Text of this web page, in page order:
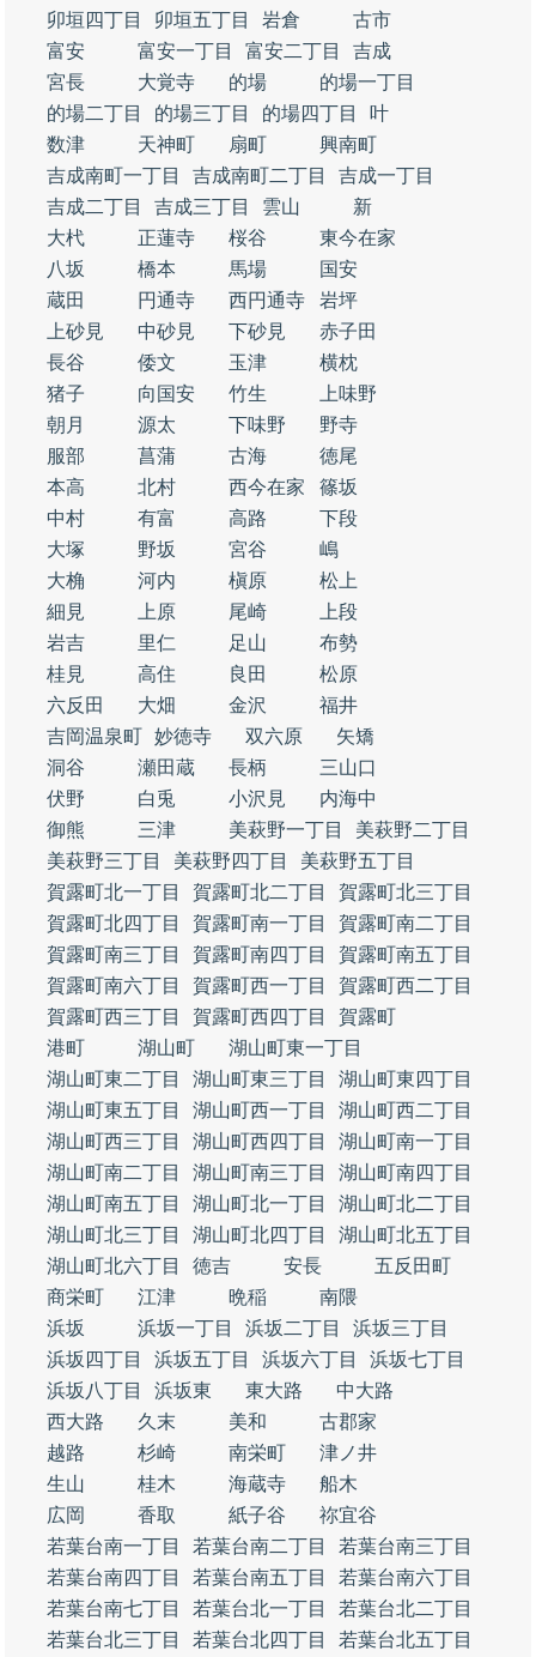
卯垣四丁目
卯垣五丁目 岩倉
古市
富安
富安一丁目 富安二丁目
吉成
宮長
大覚寺 的場
的場一丁目
的場二丁目
的場三丁目 的場四丁目
叶
数津
天神町 扇町
興南町
吉成南町一丁目
吉成南町二丁目
吉成一丁目
吉成二丁目
吉成三丁目 雲山
新
大杙
正蓮寺 桜谷
東今在家
八坂
橋本 馬場
国安
蔵田
円通寺 西円通寺
岩坪
上砂見
中砂見 下砂見
赤子田
長谷
倭文 玉津
横枕
猪子
向国安 竹生
上味野
朝月
源太 下味野
野寺
服部
菖蒲 古海
徳尾
本高
北村 西今在家
篠坂
中村
有富 高路
下段
大塚
野坂 宮谷
嶋
大桷
河内 槇原
松上
細見
上原 尾崎
上段
岩吉
里仁 足山
布勢
桂見
高住 良田
松原
六反田
大畑 金沢
福井
吉岡温泉町 妙徳寺 双六原
矢矯
洞谷
瀬田蔵 長柄
三山口
伏野
白兎 小沢見
内海中
御熊
三津 美萩野一丁目
美萩野二丁目
美萩野三丁目
美萩野四丁目
美萩野五丁目
賀露町北一丁目
賀露町北二丁目
賀露町北三丁目
賀露町北四丁目
賀露町南一丁目
賀露町南二丁目
賀露町南三丁目
賀露町南四丁目
賀露町南五丁目
賀露町南六丁目
賀露町西一丁目
賀露町西二丁目
賀露町西三丁目
賀露町西四丁目
賀露町
港町
湖山町
湖山町東一丁目
湖山町東二丁目
湖山町東三丁目
湖山町東四丁目
湖山町東五丁目
湖山町西一丁目
湖山町西二丁目
湖山町西三丁目
湖山町西四丁目
湖山町南一丁目
湖山町南二丁目
湖山町南三丁目
湖山町南四丁目
湖山町南五丁目
湖山町北一丁目
湖山町北二丁目
湖山町北三丁目
湖山町北四丁目
湖山町北五丁目
湖山町北六丁目
徳吉 安長
五反田町
商栄町
江津 晩稲
南隈
浜坂
浜坂一丁目 浜坂二丁目
浜坂三丁目
浜坂四丁目
浜坂五丁目 浜坂六丁目
浜坂七丁目
浜坂八丁目
浜坂東 東大路
中大路
西大路
久末 美和
古郡家
越路
杉崎 南栄町
津ノ井
生山
桂木 海蔵寺
船木
広岡
香取 紙子谷
祢宜谷
若葉台南一丁目
若葉台南二丁目
若葉台南三丁目
若葉台南四丁目
若葉台南五丁目
若葉台南六丁目
若葉台南七丁目
若葉台北一丁目
若葉台北二丁目
若葉台北三丁目
若葉台北四丁目 若葉台北五丁目